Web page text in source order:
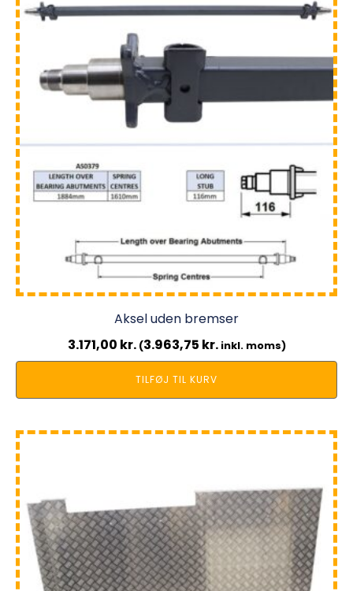
Aksel uden bremser
3.171,00 kr. (3.963,75 kr.inkl. moms)
TILFØJ TIL KURV